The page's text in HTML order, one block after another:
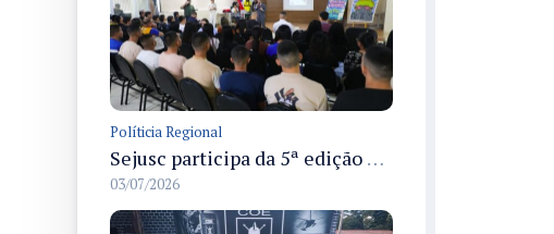
Políticia Regional
Sejusc participa da 5ª edição do Caminhos Literários com foco na cultura hip-hop nas unidades socioeducativas
03/07/2026